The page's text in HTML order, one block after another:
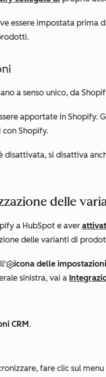
essere impostata prima
a senso unico, da
apportate in Shopify.
con Shopify.
si disattiva
delle
a HubSpot e aver
delle varianti di
icona delle impostazioni
sinistra, vai a
CRM.
, fare clic sul menu